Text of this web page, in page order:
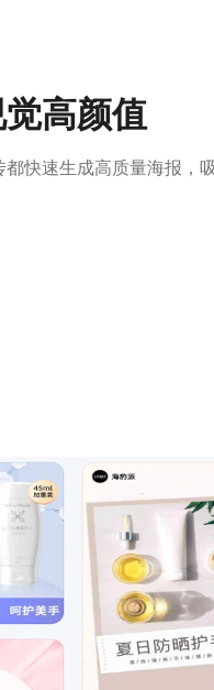
高颜值
快速生成高质量海报，